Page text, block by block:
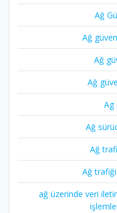
Ağ
Ağ
Ağ
Ağ
Ag
Ağ
Ağ
Ağ
ağ üzerinde veri